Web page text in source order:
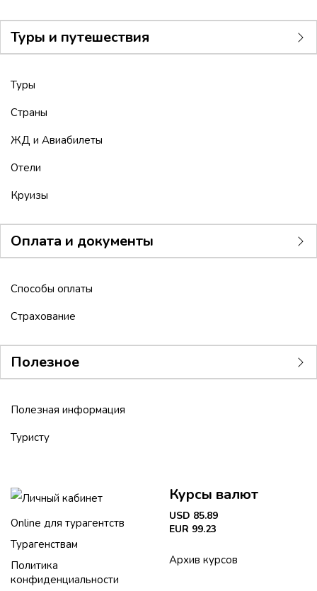
Туры и путешествия
Туры
Страны
ЖД и Авиабилеты
Отели
Круизы
Оплата и документы
Способы оплаты
Страхование
Полезное
Полезная информация
Туристу
Личный кабинет
Online для турагентств
Турагенствам
Политика
конфиденциальности
Курсы валют
USD 85.89
EUR 99.23
Архив курсов